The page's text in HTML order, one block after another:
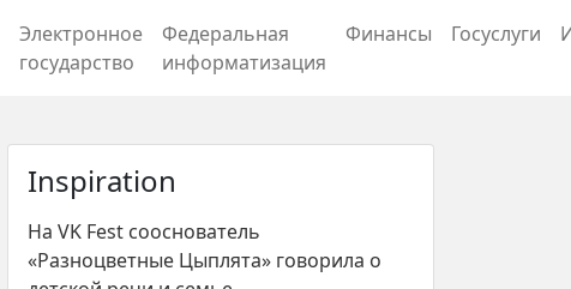
Электронное
государство
Федеральная
информатизация
Финансы Госуслуги
Inspiration
На VK Fest сооснователь
«Разноцветные Цыплята» говорила о